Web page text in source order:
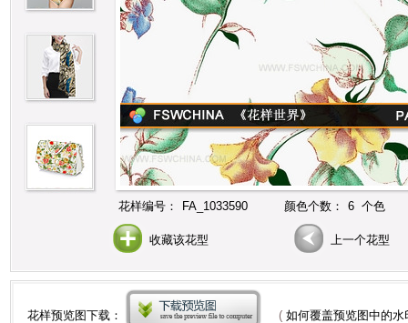
花样编号： FA_1033590 颜色个数： 6 个色
收藏该花型 上一个花型
花样预览图下载： ( 如何覆盖预览图中的水